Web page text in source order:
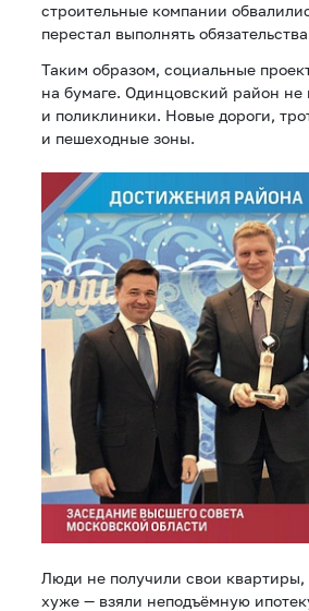
строительные компании
перестал выполнять
Таким образом, социальные
на бумаге. Одинцовский район
и поликлиники. Новые дороги,
и пешеходные зоны.
Люди не получили свои квартиры,
хуже — взяли неподъёмную